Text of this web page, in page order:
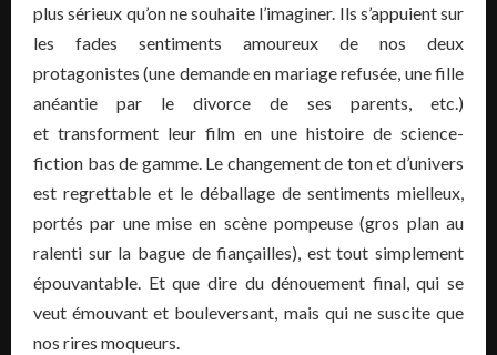
plus sérieux qu’on ne souhaite l’imaginer. Ils s’appuient sur
les fades sentiments amoureux de nos deux
protagonistes (une demande en mariage refusée, une fille
anéantie par le divorce de ses parents, etc.)
et transforment leur film en une histoire de science-
fiction bas de gamme. Le changement de ton et d’univers
est regrettable et le déballage de sentiments mielleux,
portés par une mise en scène pompeuse (gros plan au
ralenti sur la bague de fiançailles), est tout simplement
épouvantable. Et que dire du dénouement final, qui se
veut émouvant et bouleversant, mais qui ne suscite que
nos rires moqueurs.